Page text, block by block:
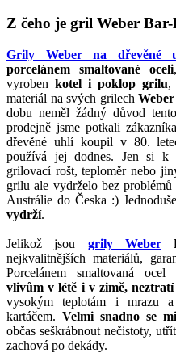
Z čeho je gril Weber
Grily Weber na dřevěné
porcelánem smaltované oceli
vyroben kotel i poklop grilu,
materiál na svých grilech
dobu neměl žádný důvod
prodejně jsme potkali
dřevěné uhlí koupil v 80.
používá jej dodnes. Jen si k
grilovací rošt, teploměr nebo
grilu ale vydrželo bez
Austrálie do Česka :)
vydrží.
Jelikož jsou grily Weber
nejkvalitnějších materiálů,
Porcelánem smaltovaná ocel
vlivům v létě i v zimě,
vysokým teplotám i mrazu
kartáčem. Velmi snadno se
občas seškrábnout nečistoty,
zachová po dekády.